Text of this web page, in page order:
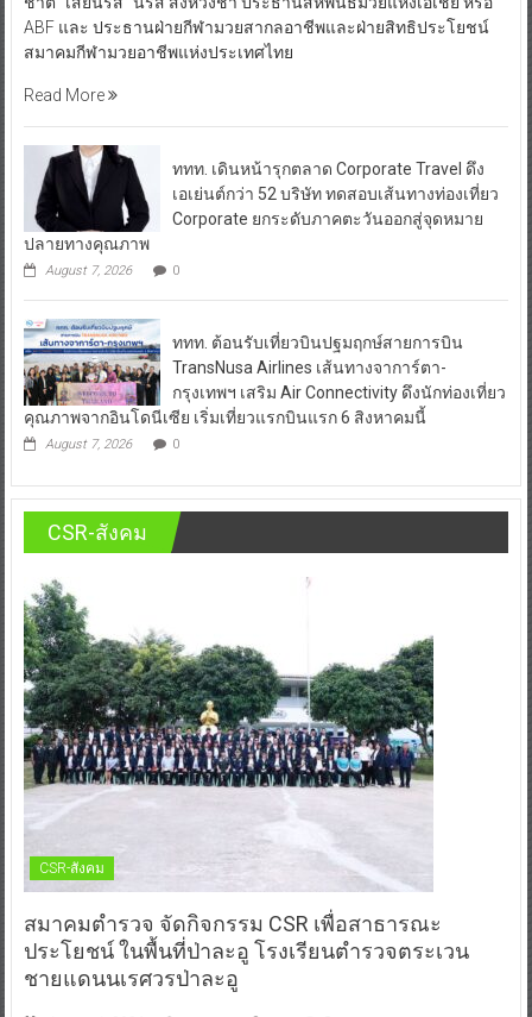
ABF และ ประธานฝ่ายกีฬามวยสากลอาชีพและฝ่ายสิทธิประโยชน์
สมาคมกีฬามวยอาชีพแห่งประเทศไทย
Read More
ททท. เดินหน้ารุกตลาด Corporate Travel ดึง
เอเย่นต์กว่า 52 บริษัท ทดสอบเส้นทางท่องเที่ยว
Corporate ยกระดับภาคตะวันออกสู่จุดหมาย
ปลายทางคุณภาพ
August 7, 2026 0
ททท. ต้อนรับเที่ยวบินปฐมฤกษ์สายการบิน
TransNusa Airlines เส้นทางจาการ์ตา-
กรุงเทพฯ เสริม Air Connectivity ดึงนักท่องเที่ยว
คุณภาพจากอินโดนีเซีย เริ่มเที่ยวแรกบินแรก 6 สิงหาคมนี้
August 7, 2026 0
CSR-สังคม
CSR-สังคม
สมาคมตำรวจ จัดกิจกรรม CSR เพื่อสาธารณะ
ประโยชน์ ในพื้นที่ป่าละอู โรงเรียนตำรวจตระเวน
ชายแดนนเรศวรป่าละอู